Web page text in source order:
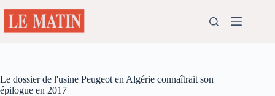
au
contenu
Le dossier de l'usine Peugeot en Algérie connaîtrait son
épilogue en 2017